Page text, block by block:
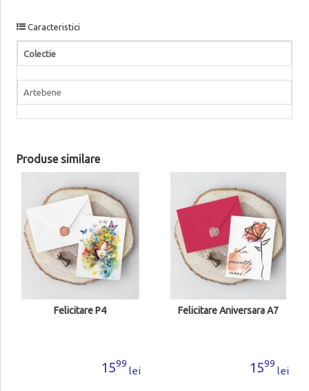
Caracteristici
Colectie
Artebene
Produse similare
Felicitare P4
1599
lei
Felicitare Aniversara A7
1599
lei